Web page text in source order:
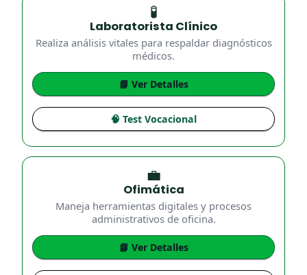
🧪
Laboratorista Clínico
Realiza análisis vitales para respaldar diagnósticos
médicos.
📘 Ver Detalles
🧠 Test Vocacional
💼
Ofimática
Maneja herramientas digitales y procesos
administrativos de oficina.
📘 Ver Detalles